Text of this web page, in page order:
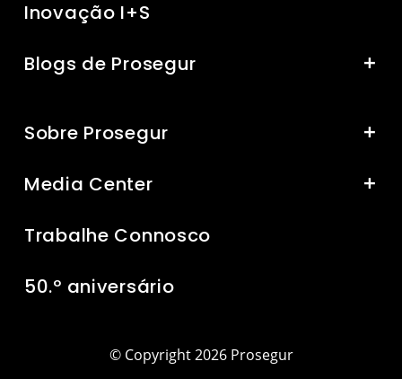
Inovação I+S
Blogs de Prosegur
Sobre Prosegur
Media Center
Trabalhe Connosco
50.º aniversário
© Copyright 2026 Prosegur